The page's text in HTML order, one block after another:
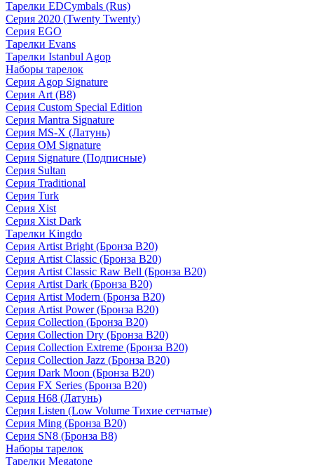
Тарелки EDCymbals (Rus)
Серия 2020 (Twenty Twenty)
Серия EGO
Тарелки Evans
Тарелки Istanbul Agop
Наборы тарелок
Серия Agop Signature
Серия Art (B8)
Серия Custom Special Edition
Серия Mantra Signature
Серия MS-X (Латунь)
Серия OM Signature
Серия Signature (Подписные)
Серия Sultan
Серия Traditional
Серия Turk
Серия Xist
Серия Xist Dark
Тарелки Kingdo
Серия Artist Bright (Бронза B20)
Серия Artist Classic (Бронза B20)
Серия Artist Classic Raw Bell (Бронза B20)
Серия Artist Dark (Бронза B20)
Серия Artist Modern (Бронза B20)
Серия Artist Power (Бронза B20)
Серия Collection (Бронза B20)
Серия Collection Dry (Бронза B20)
Серия Collection Extreme (Бронза B20)
Серия Collection Jazz (Бронза B20)
Серия Dark Moon (Бронза B20)
Серия FX Series (Бронза B20)
Серия H68 (Латунь)
Серия Listen (Low Volume Тихие сетчатые)
Серия Ming (Бронза B20)
Серия SN8 (Бронза B8)
Наборы тарелок
Тарелки Megatone